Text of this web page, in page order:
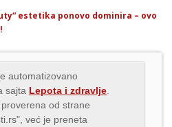
estetika ponovo dominira – ovo
automatizovano
sajta Lepota i zdravlje
od strane
već je preneta